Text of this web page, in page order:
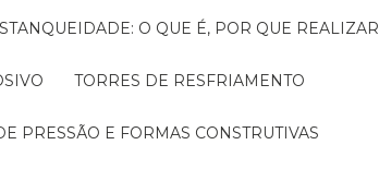
O QUE É, POR QUE REALIZAR
TORRES DE RESFRIAMENTO
PRESSÃO E FORMAS CONSTRUTIVAS